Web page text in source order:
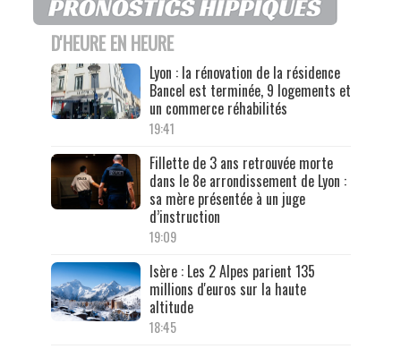
D'HEURE EN HEURE
Lyon : la rénovation de la résidence
Bancel est terminée, 9 logements et
un commerce réhabilités
19:41
Fillette de 3 ans retrouvée morte
dans le 8e arrondissement de Lyon :
sa mère présentée à un juge
d’instruction
19:09
Isère : Les 2 Alpes parient 135
millions d'euros sur la haute
altitude
18:45